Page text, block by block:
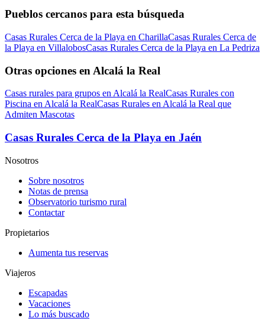
Pueblos cercanos para esta búsqueda
Casas Rurales Cerca de la Playa en CharillaCasas Rurales Cerca de
la Playa en VillalobosCasas Rurales Cerca de la Playa en La Pedriza
Otras opciones en Alcalá la Real
Casas rurales para grupos en Alcalá la RealCasas Rurales con
Piscina en Alcalá la RealCasas Rurales en Alcalá la Real que
Admiten Mascotas
Casas Rurales Cerca de la Playa en Jaén
Nosotros
Sobre nosotros
Notas de prensa
Observatorio turismo rural
Contactar
Propietarios
Aumenta tus reservas
Viajeros
Escapadas
Vacaciones
Lo más buscado